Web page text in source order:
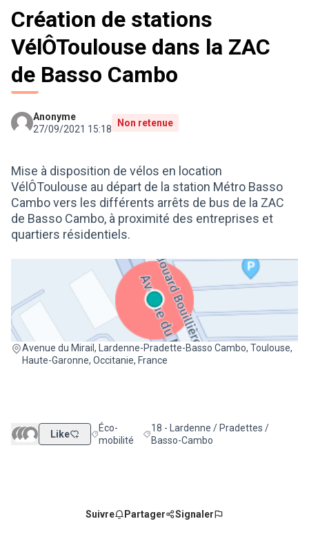
Création de stations
VélÔToulouse dans la ZAC
de Basso Cambo
Anonyme
27/09/2021 15:18
Non retenue
Mise à disposition de vélos en location
VélÔToulouse au départ de la station Métro Basso
Cambo vers les différents arrêts de bus de la ZAC
de Basso Cambo, à proximité des entreprises et
quartiers résidentiels.
Avenue du Mirail, Lardenne-Pradette-Basso Cambo, Toulouse,
Haute-Garonne, Occitanie, France
(Lien externe)
Like Filtrer les résultats de la catégorie : Éco-mobilité
Éco-
mobilité
Filtrer les résultats pour le secteur :
18 - Lardenne / Pradettes /
Basso-Cambo
Suivre Partager Signaler